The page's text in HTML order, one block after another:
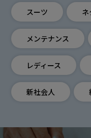
スーツ ネ
メンテナンス
レディース
新社会人